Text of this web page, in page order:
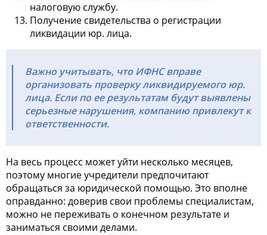
налоговую службу.
Получение свидетельства о регистрации
ликвидации юр. лица.
Важно учитывать, что ИФНС вправе
организовать проверку ликвидируемого юр.
лица. Если по ее результатам будут выявлены
серьезные нарушения, компанию привлекут к
ответственности.
На весь процесс может уйти несколько месяцев,
поэтому многие учредители предпочитают
обращаться за юридической помощью. Это вполне
оправданно: доверив свои проблемы специалистам,
можно не переживать о конечном результате и
заниматься своими делами.